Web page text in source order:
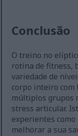
Conclusão
O treino no
rotina de fitness,
variedade de
corpo inteiro com
múltiplos grupos
stress articular.
experientes
melhorar a sua